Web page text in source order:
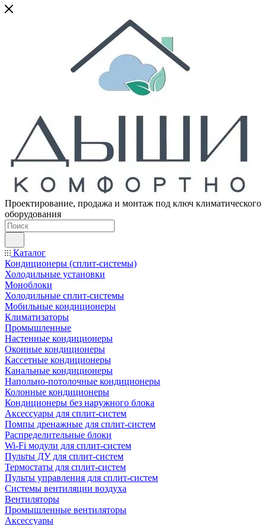
Проектирование, продажа и монтаж под ключ климатического
оборудования
Каталог
Кондиционеры (сплит-системы)
Холодильные установки
Моноблоки
Холодильные сплит-системы
Мобильные кондиционеры
Климатизаторы
Промышленные
Настенные кондиционеры
Оконные кондиционеры
Кассетные кондиционеры
Канальные кондиционеры
Напольно-потолочные кондиционеры
Колонные кондиционеры
Кондиционеры без наружного блока
Аксессуары для сплит-систем
Помпы дренажные для сплит-систем
Распределительные блоки
Wi-Fi модули для сплит-систем
Пульты ДУ для сплит-систем
Термостаты для сплит-систем
Пульты управления для сплит-систем
Системы вентиляции воздуха
Вентиляторы
Промышленные вентиляторы
Аксессуары